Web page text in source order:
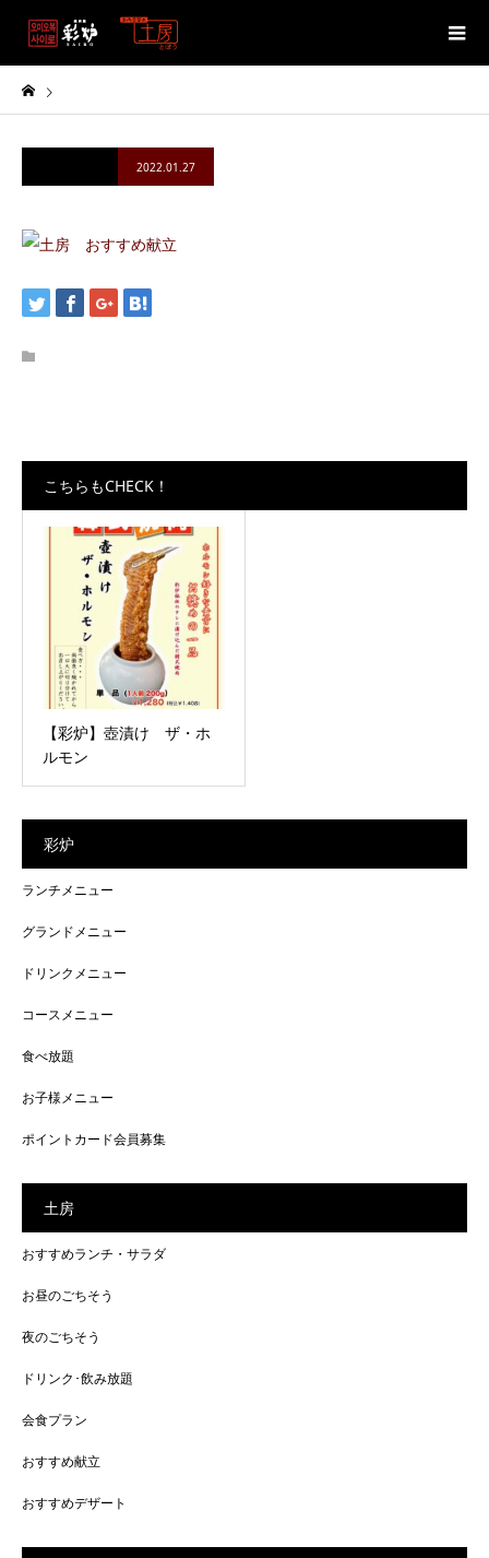
2022.01.27
こちらもCHECK！
【彩炉】壺漬け ザ・ホ
ルモン
彩炉
ランチメニュー
グランドメニュー
ドリンクメニュー
コースメニュー
食べ放題
お子様メニュー
ポイントカード会員募集
土房
おすすめランチ・サラダ
お昼のごちそう
夜のごちそう
ドリンク･飲み放題
会食プラン
おすすめ献立
おすすめデザート